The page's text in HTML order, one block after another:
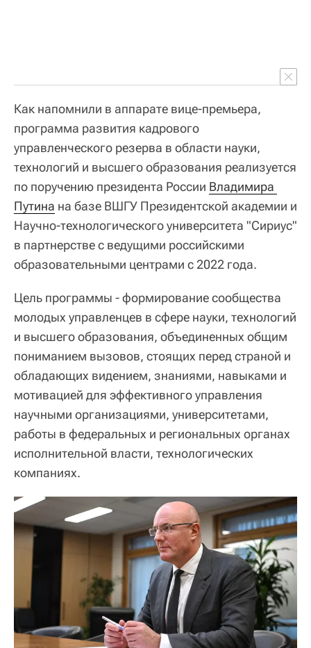
Как напомнили в аппарате вице-премьера,
программа развития кадрового
управленческого резерва в области науки,
технологий и высшего образования реализуется
по поручению президента России Владимира
Путина на базе ВШГУ Президентской академии и
Научно-технологического университета "Сириус"
в партнерстве с ведущими российскими
образовательными центрами с 2022 года.
Цель программы - формирование сообщества
молодых управленцев в сфере науки, технологий
и высшего образования, объединенных общим
пониманием вызовов, стоящих перед страной и
обладающих видением, знаниями, навыками и
мотивацией для эффективного управления
научными организациями, университетами,
работы в федеральных и региональных органах
исполнительной власти, технологических
компаниях.